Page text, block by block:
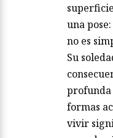
una
no es
Su
profunda
formas
vivir